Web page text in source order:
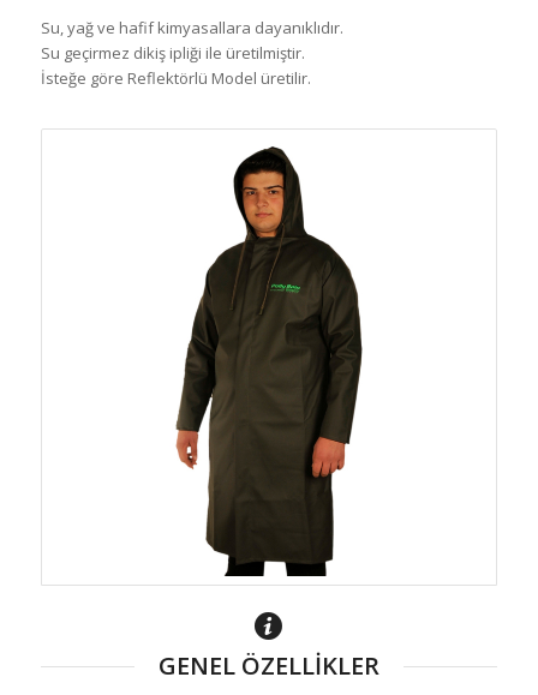
Su, yağ ve hafif kimyasallara dayanıklıdır.
Su geçirmez dikiş ipliği ile üretilmiştir.
İsteğe göre Reflektörlü Model üretilir.
GENEL ÖZELLİKLER